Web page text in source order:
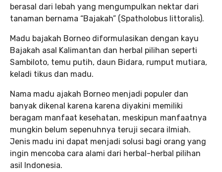
berasal dari lebah yang mengumpulkan nektar dari
tanaman bernama “Bajakah” (Spatholobus littoralis).
Madu bajakah Borneo diformulasikan dengan kayu
Bajakah asal Kalimantan dan herbal pilihan seperti
Sambiloto, temu putih, daun Bidara, rumput mutiara,
keladi tikus dan madu.
Nama madu ajakah Borneo menjadi populer dan
banyak dikenal karena karena diyakini memiliki
beragam manfaat kesehatan, meskipun manfaatnya
mungkin belum sepenuhnya teruji secara ilmiah.
Jenis madu ini dapat menjadi solusi bagi orang yang
ingin mencoba cara alami dari herbal-herbal pilihan
asil Indonesia.